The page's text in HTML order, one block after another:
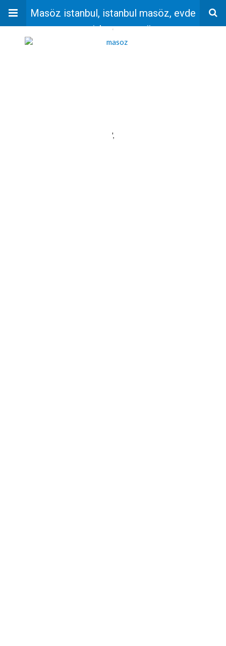
Masöz istanbul, istanbul masöz, evde
masaj, bayan masöz
'
',